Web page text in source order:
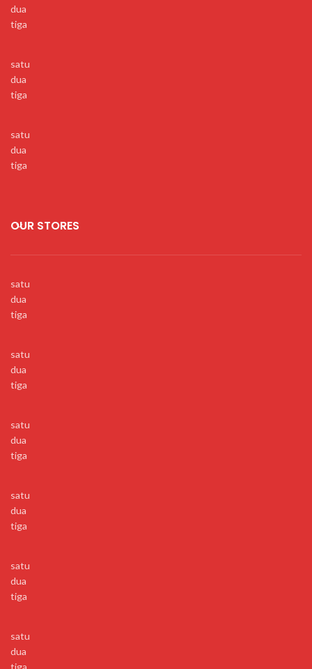
dua
tiga
satu
dua
tiga
satu
dua
tiga
OUR STORES
satu
dua
tiga
satu
dua
tiga
satu
dua
tiga
satu
dua
tiga
satu
dua
tiga
satu
dua
tiga